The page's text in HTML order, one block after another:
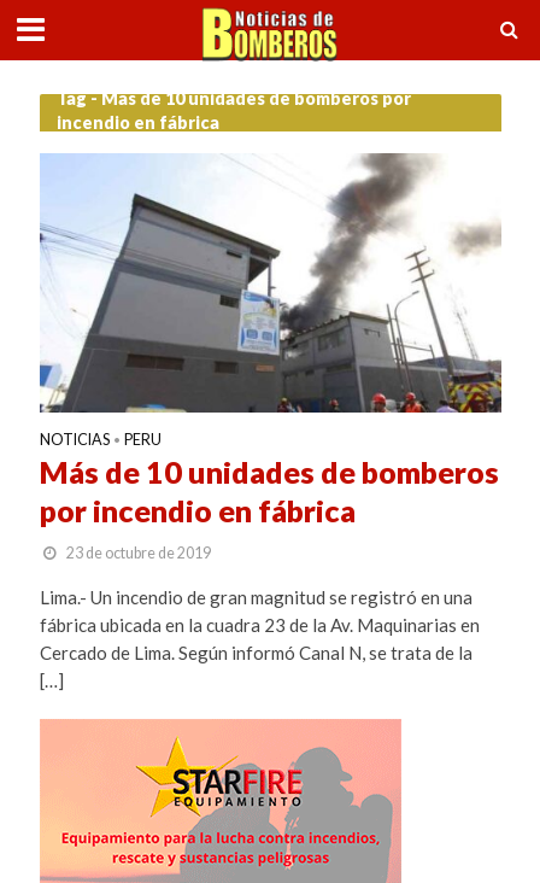
Tag - Más de 10 unidades de bomberos por
incendio en fábrica
NOTICIAS • PERU
Más de 10 unidades de bomberos
por incendio en fábrica
23 de octubre de 2019
Lima.- Un incendio de gran magnitud se registró en una
fábrica ubicada en la cuadra 23 de la Av. Maquinarias en
Cercado de Lima. Según informó Canal N, se trata de la
[…]